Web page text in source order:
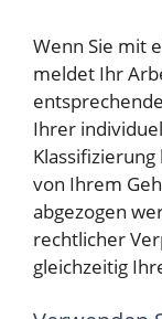
Wenn Sie mit
meldet Ihr
Ihrer
von Ihrem
abgezogen
rechtlicher
gleichzeitig